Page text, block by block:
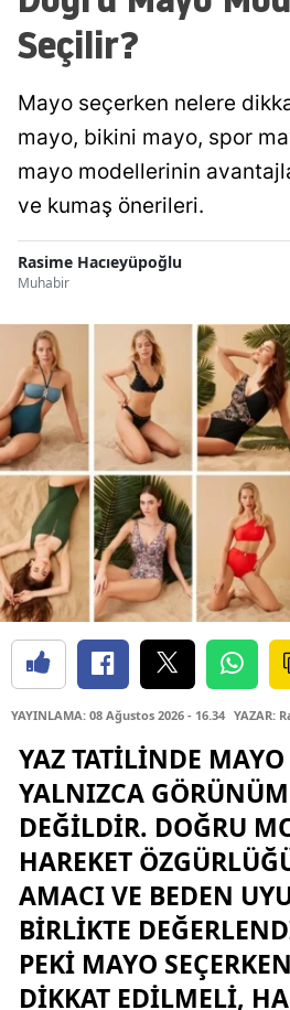
Seçilir?
Mayo seçerken nelere
mayo, bikini mayo, spor
mayo modellerinin
ve kumaş önerileri.
Rasime Hacıeyüpoğlu
Muhabir
YAYINLAMA: 08 Ağustos 2026 - 16.34 YAZAR:
YAZ TATILINDE
YALNIZCA
DEĞILDIR. DOĞRU
HAREKET
AMACI VE BEDEN
BIRLIKTE
PEKI MAYO
DIKKAT EDILMELI,